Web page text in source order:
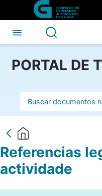
Skip to Main Content
Referencias
PORTAL DE
Barra de busca
Referencias
actividade